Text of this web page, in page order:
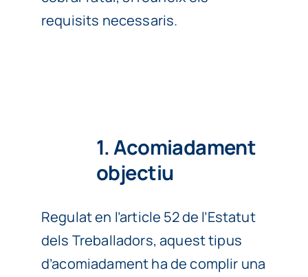
requisits necessaris.
1. Acomiadament
objectiu
Regulat en l’article 52 de l’Estatut
dels Treballadors, aquest tipus
d’acomiadament ha de complir una